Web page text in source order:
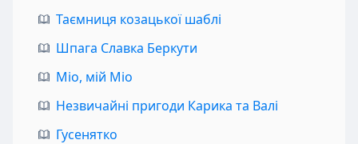
Таємниця козацької шаблі
Шпага Славка Беркути
Міо, мій Міо
Незвичайні пригоди Карика та Валі
Гусенятко